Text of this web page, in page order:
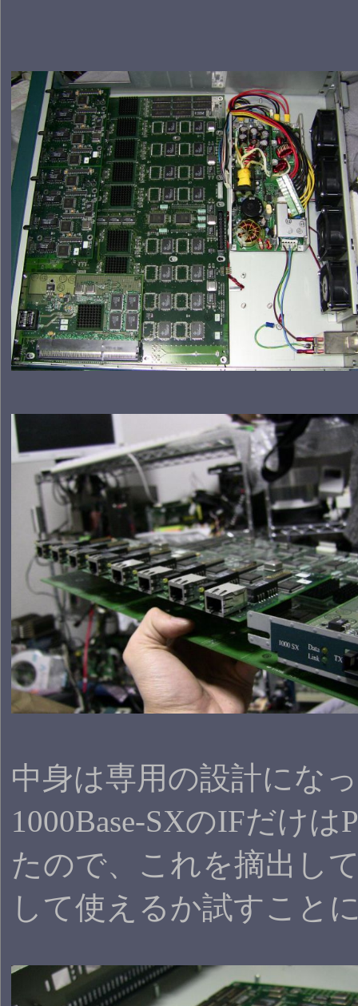
中身は専用の設計にな
1000Base-SXのIFだけ
たので、これを摘出し
して使えるか試すこと